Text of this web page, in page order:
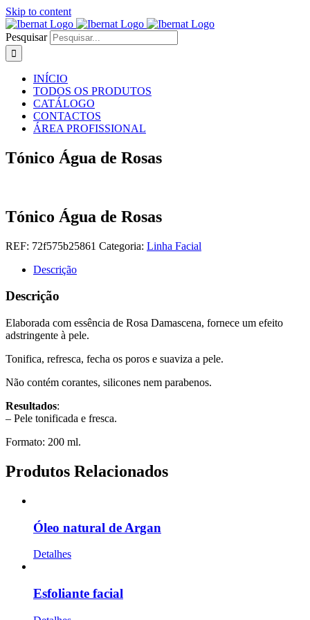
Skip to content
Pesquisar
INÍCIO
TODOS OS PRODUTOS
CATÁLOGO
CONTACTOS
ÁREA PROFISSIONAL
Tónico Água de Rosas
Tónico Água de Rosas
REF: 72f575b25861 Categoria: Linha Facial
Descrição
Descrição
Elaborada com essência de Rosa Damascena, fornece um efeito
adstringente à pele.
Tonifica, refresca, fecha os poros e suaviza a pele.
Não contém corantes, silicones nem parabenos.
Resultados:
– Pele tonificada e fresca.
Formato: 200 ml.
Produtos Relacionados
Óleo natural de Argan
Detalhes
Esfoliante facial